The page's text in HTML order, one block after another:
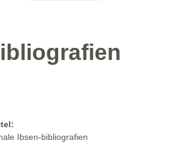
Ibsen-bibliografien